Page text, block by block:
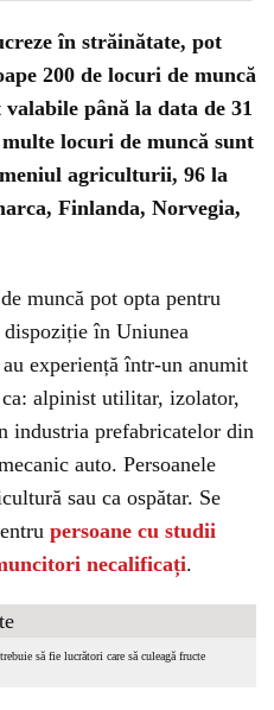
în străinătate, pot
200 de locuri de muncă
până la data de 31
locuri de muncă sunt
agriculturii, 96 la
Finlanda, Norvegia,
muncă pot opta pentru
în Uniunea
experiență într-un anumit
alpinist utilitar, izolator,
industria prefabricatelor din
auto. Persoanele
sau ca ospătar. Se
persoane cu studii
necalificați.
să fie lucrători care să culeagă fructe